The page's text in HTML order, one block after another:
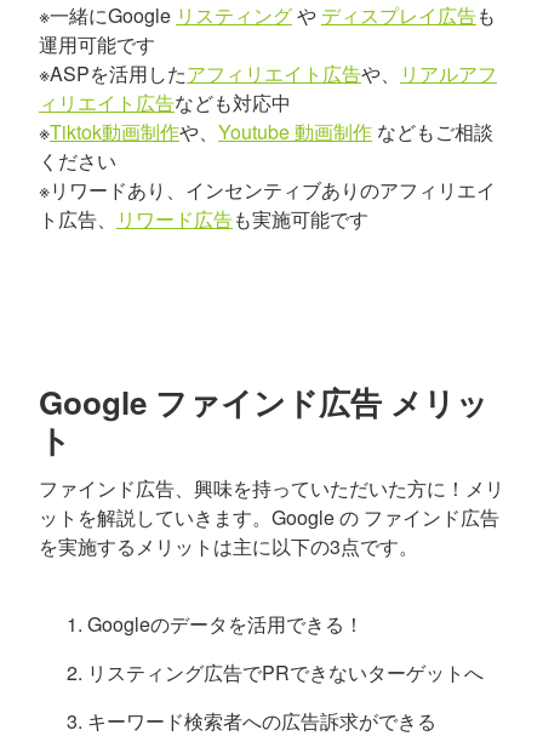
※一緒にGoogle リスティングや ディスプレイ広告も
運用可能です
※ASPを活用したアフィリエイト広告や、
リアルアフ
ィリエイト広告なども対応中
※Tiktok動画制作や、 Youtube 動画制作 などもご相談
ください
※リワードあり、インセンティブありのアフィリエイ
ト広告、
リワード広告も実施可能です
Google ファインド広告 メリッ
ト
ファインド広告、興味を持っていただいた方に！メリ
ットを解説していきます。Google の ファインド広告
を実施するメリットは主に以下の3点です。
Googleのデータを活用できる！
リスティング広告でPRできないターゲットへ
キーワード検索者への広告訴求ができる